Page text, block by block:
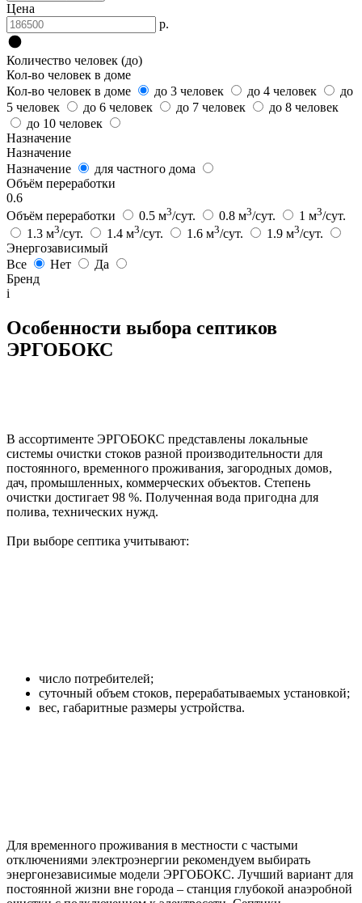
Цена
р.
Количество человек (до)
Кол-во человек в доме
Кол-во человек в доме
до 3 человек до 4 человек
до
5 человек
до 6 человек до 7 человек
до 8 человек
до 10 человек
Назначение
Назначение
Назначение
для частного дома
Объём переработки
0.6
Объём переработки
0.5 м3/сут. 0.8 м3/сут. 1 м3/сут.
1.3 м3/сут. 1.4 м3/сут. 1.6 м3/сут. 1.9 м3/сут.
Энергозависимый
Все
Нет
Да
Бренд
i
Особенности выбора септиков
ЭРГОБОКС
В ассортименте ЭРГОБОКС представлены локальные
системы очистки стоков разной производительности для
постоянного, временного проживания, загородных домов,
дач, промышленных, коммерческих объектов. Степень
очистки достигает 98 %. Полученная вода пригодна для
полива, технических нужд.
При выборе септика учитывают:
число потребителей;
суточный объем стоков, перерабатываемых установкой;
вес, габаритные размеры устройства.
Для временного проживания в местности с частыми
отключениями электроэнергии рекомендуем выбирать
энергонезависимые модели ЭРГОБОКС. Лучший вариант для
постоянной жизни вне города – станция глубокой анаэробной